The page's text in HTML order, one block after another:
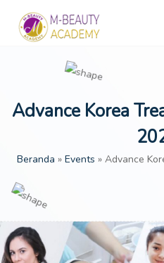
Advance Korea
Beranda » Events » Advance